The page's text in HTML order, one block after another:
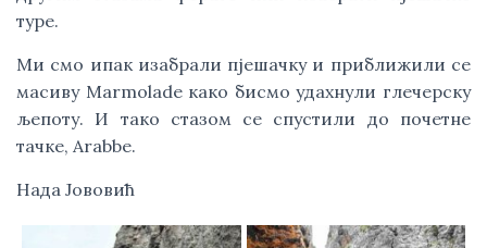
туре.
Ми смо ипак изабрали пјeшачку и приближили се
масиву Мarmolade како бисмо удахнули глечерску
љепоту. И тако стазом се спустили до почетне
тачке, Arabbe.
Нада Јововић